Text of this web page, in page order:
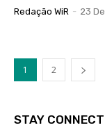
Redação WiR - 23
1 2
STAY